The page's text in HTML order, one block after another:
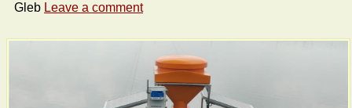
Gleb Leave a comment